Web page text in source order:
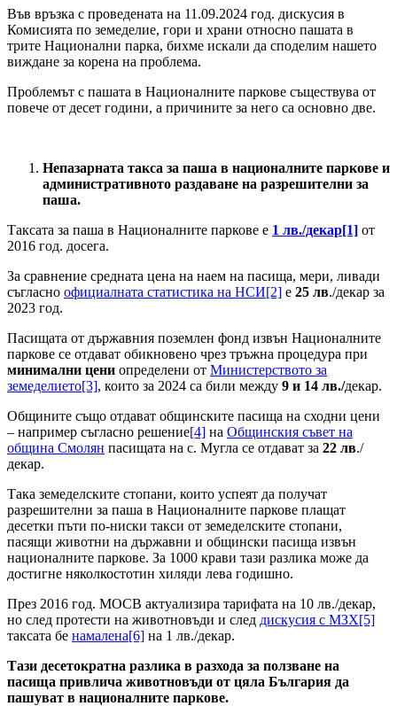
Във връзка с проведената на 11.09.2024 год. дискусия в
Комисията по земеделие, гори и храни относно пашата в
трите Национални парка, бихме искали да споделим нашето
виждане за корена на проблема.
Проблемът с пашата в Националните паркове съществува от
повече от десет години, а причините за него са основно две.
Непазарната такса за паша в националните паркове и
административното раздаване на разрешителни за
паша.
Таксата за паша в Националните паркове е 1 лв./декар[1] от
2016 год. досега.
За сравнение средната цена на наем на пасища, мери, ливади
съгласно официалната статистика на НСИ[2] е 25 лв./декар за
2023 год.
Пасищата от държавния поземлен фонд извън Националните
паркове се отдават обикновено чрез тръжна процедура при
минимални цени определени от Министерството за
земеделието[3], които за 2024 са били между 9 и 14 лв./декар.
Общините също отдават общинските пасища на сходни цени
– например съгласно решение[4] на Общинския съвет на
община Смолян пасищата на с. Мугла се отдават за 22 лв./
декар.
Така земеделските стопани, които успеят да получат
разрешителни за паша в Националните паркове плащат
десетки пъти по-ниски такси от земеделските стопани,
пасящи животни на държавни и общински пасища извън
националните паркове. За 1000 крави тази разлика може да
достигне няколкостотин хиляди лева годишно.
През 2016 год. МОСВ актуализира тарифата на 10 лв./декар,
но след протести на животновъди и след дискусия с МЗХ[5]
таксата бе намалена[6] на 1 лв./декар.
Тази десетократна разлика в разхода за ползване на
пасища привлича животновъди от цяла България да
пашуват в националните паркове.